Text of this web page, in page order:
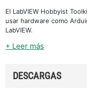
El LabVIEW Hobbyist
usar hardware como
LabVIEW.
+ Leer más
DESCARGAS